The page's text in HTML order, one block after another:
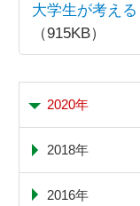
大学生が考える
（915KB）
2020年
2018年
2016年